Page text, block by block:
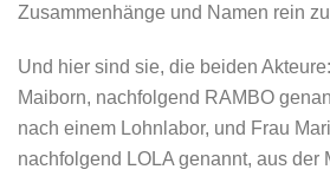
Zusammen­hänge und Namen rein
Und hier sind sie, die beiden
Maiborn, nachfolgend RAMBO
nach einem Lohnlabor, und Frau
nachfolgend LOLA genannt, aus der